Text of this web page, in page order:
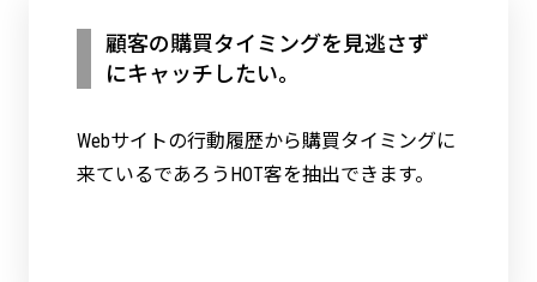
顧客の購買タイミングを見逃さず
にキャッチしたい。
Webサイトの行動履歴から購買タイミングに
来ているであろうHOT客を抽出できます。